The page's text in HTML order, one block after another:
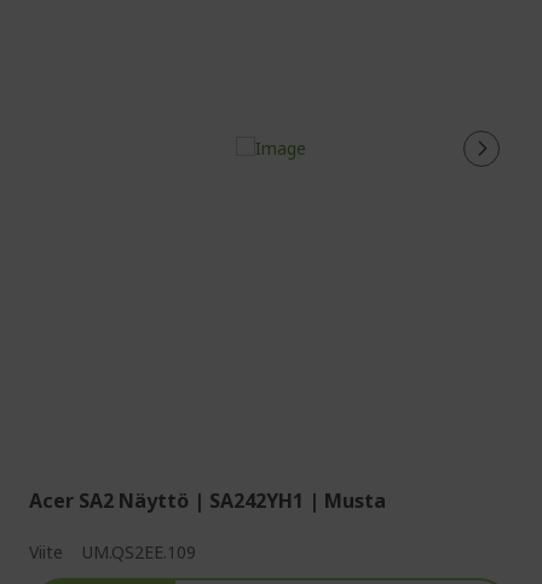
Acer SA2 Näyttö | SA242YH1 | Musta
Viite UM.QS2EE.109